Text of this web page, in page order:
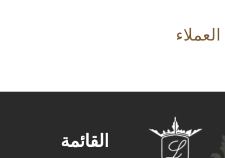
القائمة